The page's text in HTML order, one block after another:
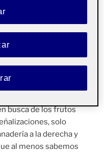
entradas, pero se ha
entrada para que la
por lo que la
a la derecha del
y común en
que
vigente de higiene.
busca de los frutos
solo
a la derecha y
al menos sabemos